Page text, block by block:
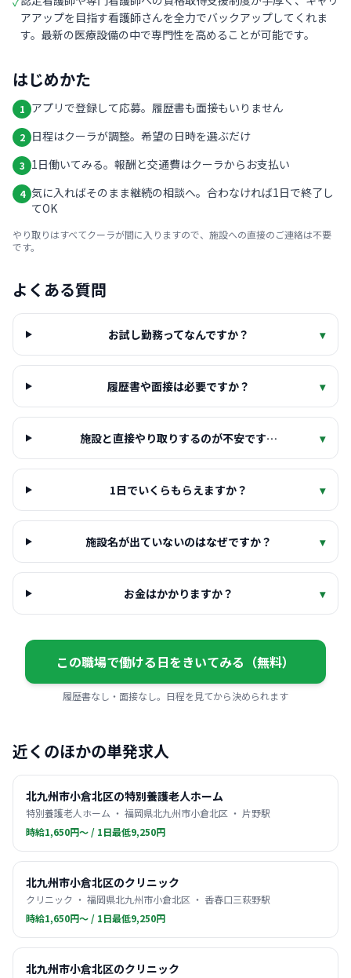
アアップを目指す看護師さんを全力でバックアップしてくれま
す。最新の医療設備の中で専門性を高めることが可能です。
はじめかた
1 アプリで登録して応募。履歴書も面接もいりません
2 日程はクーラが調整。希望の日時を選ぶだけ
3 1日働いてみる。報酬と交通費はクーラからお支払い
4 気に入ればそのまま継続の相談へ。合わなければ1日で終了し
てOK
やり取りはすべてクーラが間に入りますので、施設への直接のご連絡は不要
です。
よくある質問
お試し勤務ってなんですか？ ▾
履歴書や面接は必要ですか？ ▾
施設と直接やり取りするのが不安です… ▾
1日でいくらもらえますか？ ▾
施設名が出ていないのはなぜですか？ ▾
お金はかかりますか？ ▾
この職場で働ける日をきいてみる（無料）
履歴書なし・面接なし。日程を見てから決められます
近くのほかの単発求人
北九州市小倉北区の特別養護老人ホーム
特別養護老人ホーム ・ 福岡県北九州市小倉北区 ・ 片野駅
時給1,650円〜 / 1日最低9,250円
北九州市小倉北区のクリニック
クリニック ・ 福岡県北九州市小倉北区 ・ 香春口三萩野駅
時給1,650円〜 / 1日最低9,250円
北九州市小倉北区のクリニック